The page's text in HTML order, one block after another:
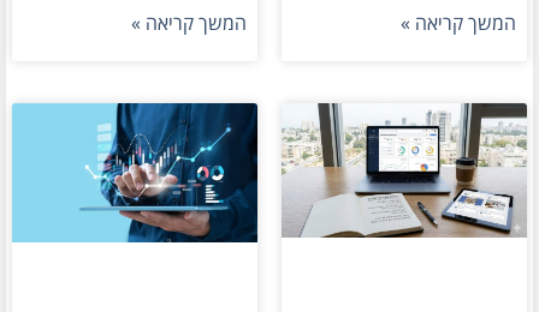
המשך קריאה » המשך קריאה »